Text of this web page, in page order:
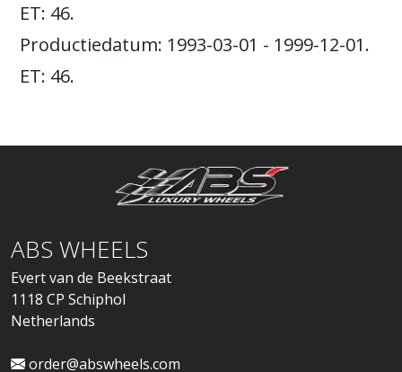
ET: 46.
Productiedatum: 1993-03-01 - 1999-12-01.
ET: 46.
ABS WHEELS
Evert van de Beekstraat
1118 CP Schiphol
Netherlands
order@abswheels.com